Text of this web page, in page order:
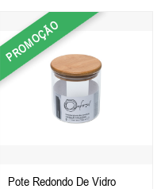
PROMOÇÃO
Pote Redondo De Vidro